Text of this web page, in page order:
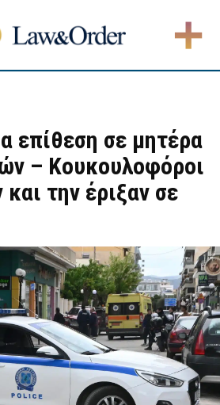
επίθεση σε μητέρα
– Κουκουλοφόροι
την έριξαν σε